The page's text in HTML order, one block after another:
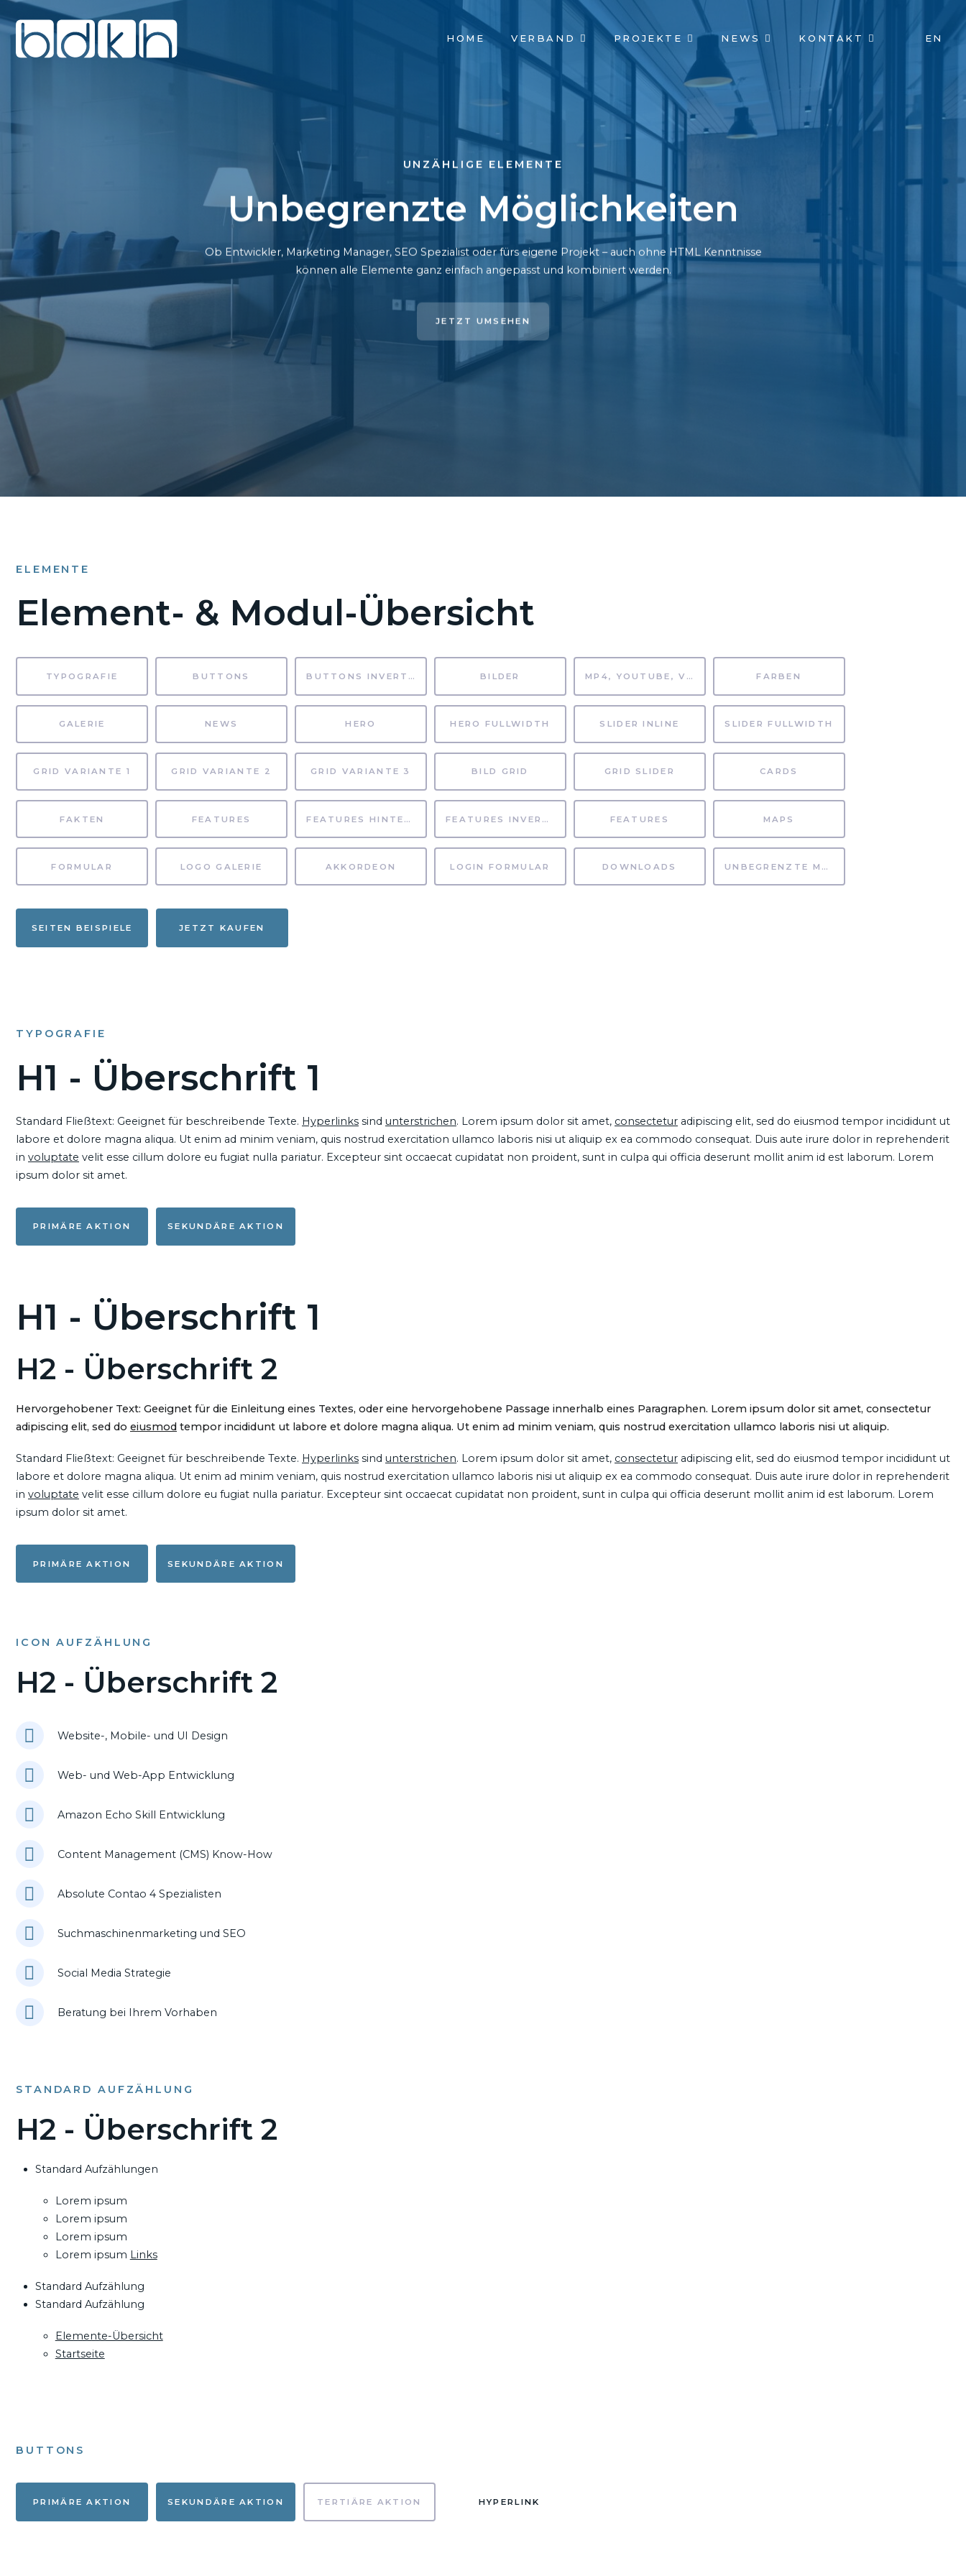
NAVIGATION
ÜBERSPRINGEN
HOME VERBAND PROJEKTE NEWS KONTAKT EN
UNZÄHLIGE ELEMENTE
Unbegrenzte Möglichkeiten
Ob Entwickler, Marketing Manager, SEO Spezialist oder fürs eigene Projekt – auch ohne HTML Kenntnisse
können alle Elemente ganz einfach angepasst und kombiniert werden.
JETZT UMSEHEN
ELEMENTE
Element- & Modul-Übersicht
TYPOGRAFIE BUTTONS BUTTONS INVERTIERT BILDER MP4, YOUTUBE, VIMEO FARBEN
GALERIE NEWS HERO HERO FULLWIDTH SLIDER INLINE SLIDER FULLWIDTH
GRID VARIANTE 1 GRID VARIANTE 2 GRID VARIANTE 3 BILD GRID GRID SLIDER CARDS
FAKTEN FEATURES FEATURES HINTERGRUND FEATURES INVERTIERT FEATURES MAPS
FORMULAR LOGO GALERIE AKKORDEON LOGIN FORMULAR DOWNLOADS UNBEGRENZTE MÖGLICHKEITEN
SEITEN BEISPIELE JETZT KAUFEN
TYPOGRAFIE
H1 - Überschrift 1
Standard Fließtext: Geeignet für beschreibende Texte. Hyperlinks sind unterstrichen. Lorem ipsum dolor sit amet, consectetur adipiscing elit, sed do eiusmod tempor incididunt ut
labore et dolore magna aliqua. Ut enim ad minim veniam, quis nostrud exercitation ullamco laboris nisi ut aliquip ex ea commodo consequat. Duis aute irure dolor in reprehenderit
in voluptate velit esse cillum dolore eu fugiat nulla pariatur. Excepteur sint occaecat cupidatat non proident, sunt in culpa qui officia deserunt mollit anim id est laborum. Lorem
ipsum dolor sit amet.
PRIMÄRE AKTION SEKUNDÄRE AKTION
H1 - Überschrift 1
H2 - Überschrift 2
Hervorgehobener Text: Geeignet für die Einleitung eines Textes, oder eine hervorgehobene Passage innerhalb eines Paragraphen. Lorem ipsum dolor sit amet, consectetur
adipiscing elit, sed do eiusmod tempor incididunt ut labore et dolore magna aliqua. Ut enim ad minim veniam, quis nostrud exercitation ullamco laboris nisi ut aliquip.
Standard Fließtext: Geeignet für beschreibende Texte. Hyperlinks sind unterstrichen. Lorem ipsum dolor sit amet, consectetur adipiscing elit, sed do eiusmod tempor incididunt ut
labore et dolore magna aliqua. Ut enim ad minim veniam, quis nostrud exercitation ullamco laboris nisi ut aliquip ex ea commodo consequat. Duis aute irure dolor in reprehenderit
in voluptate velit esse cillum dolore eu fugiat nulla pariatur. Excepteur sint occaecat cupidatat non proident, sunt in culpa qui officia deserunt mollit anim id est laborum. Lorem
ipsum dolor sit amet.
PRIMÄRE AKTION SEKUNDÄRE AKTION
ICON AUFZÄHLUNG
H2 - Überschrift 2
Website-, Mobile- und UI Design
Web- und Web-App Entwicklung
Amazon Echo Skill Entwicklung
Content Management (CMS) Know-How
Absolute Contao 4 Spezialisten
Suchmaschinenmarketing und SEO
Social Media Strategie
Beratung bei Ihrem Vorhaben
STANDARD AUFZÄHLUNG
H2 - Überschrift 2
Standard Aufzählungen
Lorem ipsum
Lorem ipsum
Lorem ipsum
Lorem ipsum Links
Standard Aufzählung
Standard Aufzählung
Elemente-Übersicht
Startseite
BUTTONS
PRIMÄRE AKTION SEKUNDÄRE AKTION TERTIÄRE AKTION HYPERLINK